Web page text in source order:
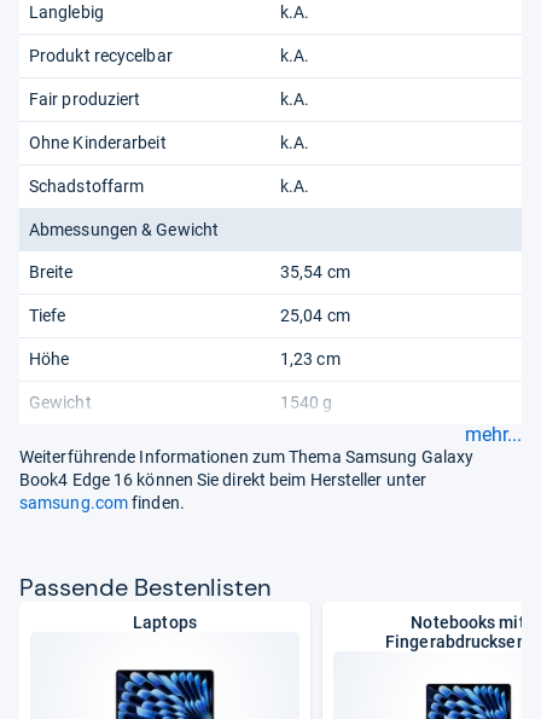
Langlebig k.A.
Produkt recycelbar k.A.
Fair produziert k.A.
Ohne Kinderarbeit k.A.
Schadstoffarm k.A.
Abmessungen & Gewicht
Breite 35,54 cm
Tiefe 25,04 cm
Höhe 1,23 cm
Gewicht 1540 g
mehr...
Weiterführende Informationen zum Thema Samsung Galaxy
Book4 Edge 16 können Sie direkt beim Hersteller unter
samsung.comfinden.
Pas­sende Bes­ten­lis­ten
Laptops
Notebooks mit